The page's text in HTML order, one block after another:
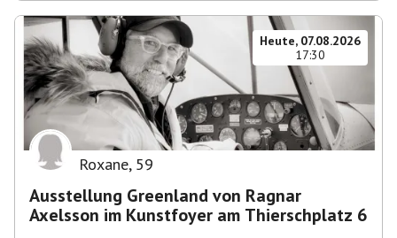
Heute, 07.08.2026
17:30
Roxane, 59
Ausstellung Greenland von Ragnar
Axelsson im Kunstfoyer am Thierschplatz 6